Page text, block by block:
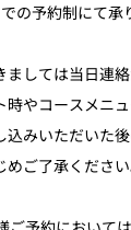
の予約制にて承
しては当日連
時やコースメニ
込みいただいた
ご了承ください